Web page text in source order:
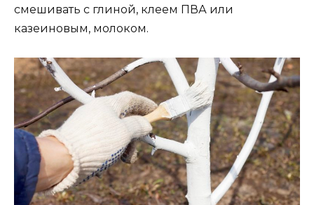
смешивать с глиной, клеем ПВА или
казеиновым, молоком.